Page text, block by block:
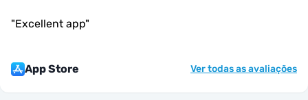
"Excellent app"
App Store Ver todas as avaliações